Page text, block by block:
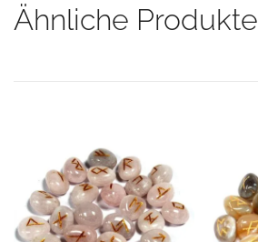
Ähnliche Produkte